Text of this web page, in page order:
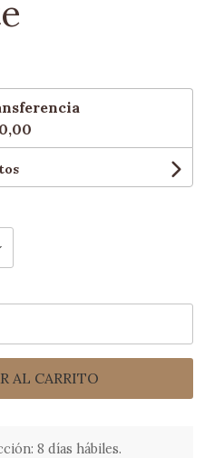
AL CARRITO
8 días hábiles.